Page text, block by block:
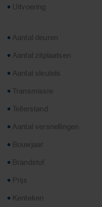
Uitvoering
Aantal deuren
Aantal zitplaatsen
Aantal sleutels
Transmissie
Tellerstand
Aantal versnellingen
Bouwjaar
Brandstof
Prijs
Kenteken